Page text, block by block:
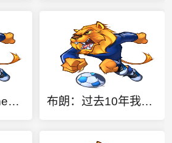
离开CBA！Haynes：自由球员后卫阿隆德斯·威廉姆斯签约奇才 布朗：过去10年我把76人当作对手 现在完成心态转换是难熬的过程